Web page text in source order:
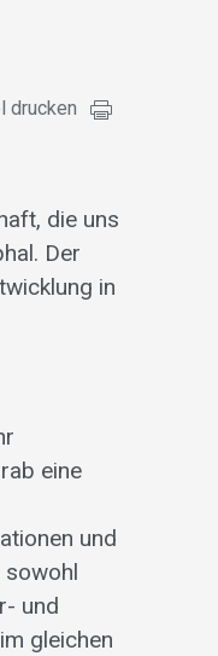
drucken
die uns
Der
in
eine
und
sowohl
und
gleichen